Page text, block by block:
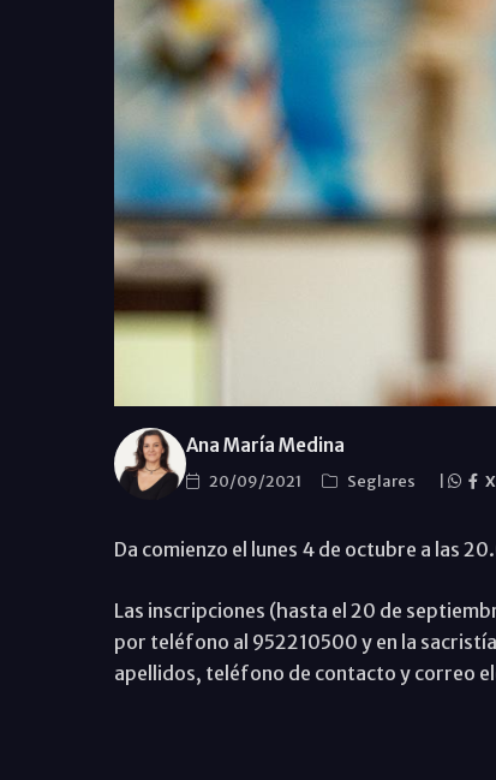
Ana María Medina
20/09/2021 Seglares X
Da comienzo el lunes 4 de octubre a las
Las inscripciones (hasta el 20 de
por teléfono al 952210500 y en la
apellidos, teléfono de contacto y correo